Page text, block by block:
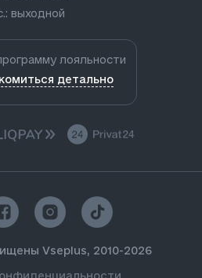
выходной
лояльности
детально
Vseplus, 2010-2026